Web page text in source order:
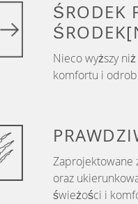
ŚRODEK
Nieco wyższy
komfortu i
Zaprojektowane
oraz
świeżości i